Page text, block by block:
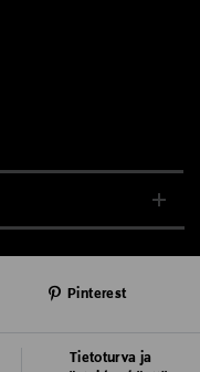
Tietoturva ja
Pinterest